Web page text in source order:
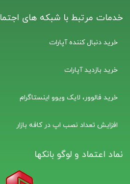
خدمات مرتبط با شبکه های
خرید دنبال کننده آپارات
خرید بازدید آپارات
خرید فالوور، لایک ویوو اینستاگرام
افزایش تعداد نصب اپ در کافه بازار
نماد اعتماد و لوگو بانکها